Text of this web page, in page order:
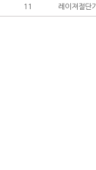
11 레이져절단